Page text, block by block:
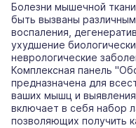
Болезни мышечной
быть вызваны
воспаления,
ухудшение
неврологические
Комплексная панель
предназначена для
ваших мышц и
включает в себя набор
позволяющих получить